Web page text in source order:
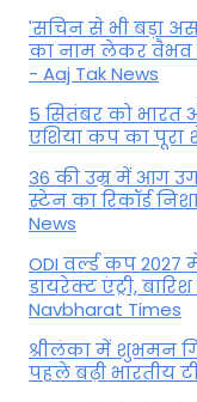
'सचिन से भी बड़ा
का नाम लेकर वैभव
- Aaj Tak News
5 सितंबर को भारत
एशिया कप का पूरा
36 की उम्र में आग
स्टेन का रिकॉर्ड
News
ODI वर्ल्ड कप
डायरेक्ट एंट्री,
Navbharat Times
श्रीलंका में शुभमन
पहले बढ़ी भारतीय